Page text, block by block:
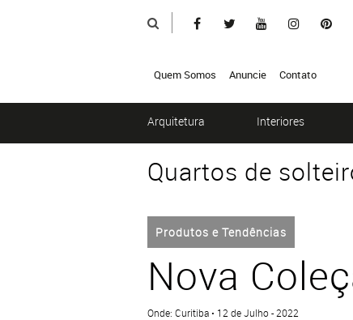
Quem Somos Anuncie Contato
Arquitetura Interiores
Quartos de
Produtos e Tendências
Nova
Onde: Curitiba • 12 de Julho - 2022